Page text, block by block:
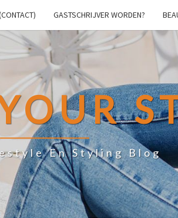
GASTSCHRIJVER WORDEN?
En Styling Blog